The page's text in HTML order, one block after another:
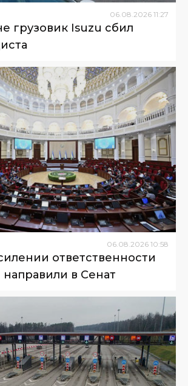
06.08.2026 11:27
грузовик Isuzu сбил
06.08.2026 10:58
ответственности
в Сенат